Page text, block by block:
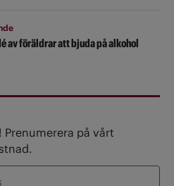
av föräldrar att bjuda på alkohol
på vårt